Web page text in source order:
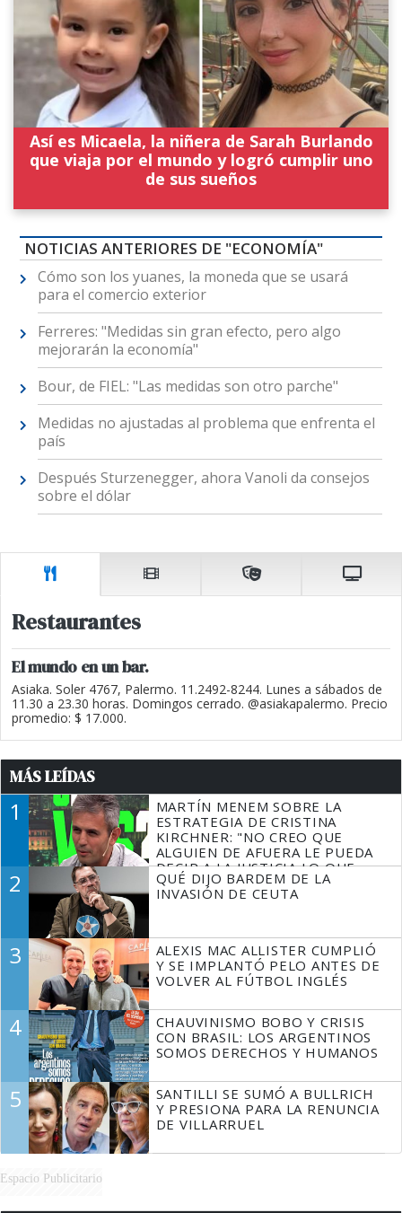
Así es Micaela, la niñera de Sarah Burlando
que viaja por el mundo y logró cumplir uno
de sus sueños
NOTICIAS ANTERIORES DE "ECONOMÍA"
Cómo son los yuanes, la moneda que se usará
para el comercio exterior
Ferreres: "Medidas sin gran efecto, pero algo
mejorarán la economía"
Bour, de FIEL: "Las medidas son otro parche"
Medidas no ajustadas al problema que enfrenta el
país
Después Sturzenegger, ahora Vanoli da consejos
sobre el dólar
Restaurantes
El mundo en un bar.
Asiaka. Soler 4767, Palermo. 11.2492-8244. Lunes a sábados de
11.30 a 23.30 horas. Domingos cerrado. @asiakapalermo. Precio
promedio: $ 17.000.
MÁS LEÍDAS
1
MARTÍN MENEM SOBRE LA
ESTRATEGIA DE CRISTINA
KIRCHNER: "NO CREO QUE
ALGUIEN DE AFUERA LE PUEDA
DECIR A LA JUSTICIA LO QUE
TIENE QUE HACER"
2
QUÉ DIJO BARDEM DE LA
INVASIÓN DE CEUTA
3
ALEXIS MAC ALLISTER CUMPLIÓ
Y SE IMPLANTÓ PELO ANTES DE
VOLVER AL FÚTBOL INGLÉS
4
CHAUVINISMO BOBO Y CRISIS
CON BRASIL: LOS ARGENTINOS
SOMOS DERECHOS Y HUMANOS
5
SANTILLI SE SUMÓ A BULLRICH
Y PRESIONA PARA LA RENUNCIA
DE VILLARRUEL
Espacio Publicitario